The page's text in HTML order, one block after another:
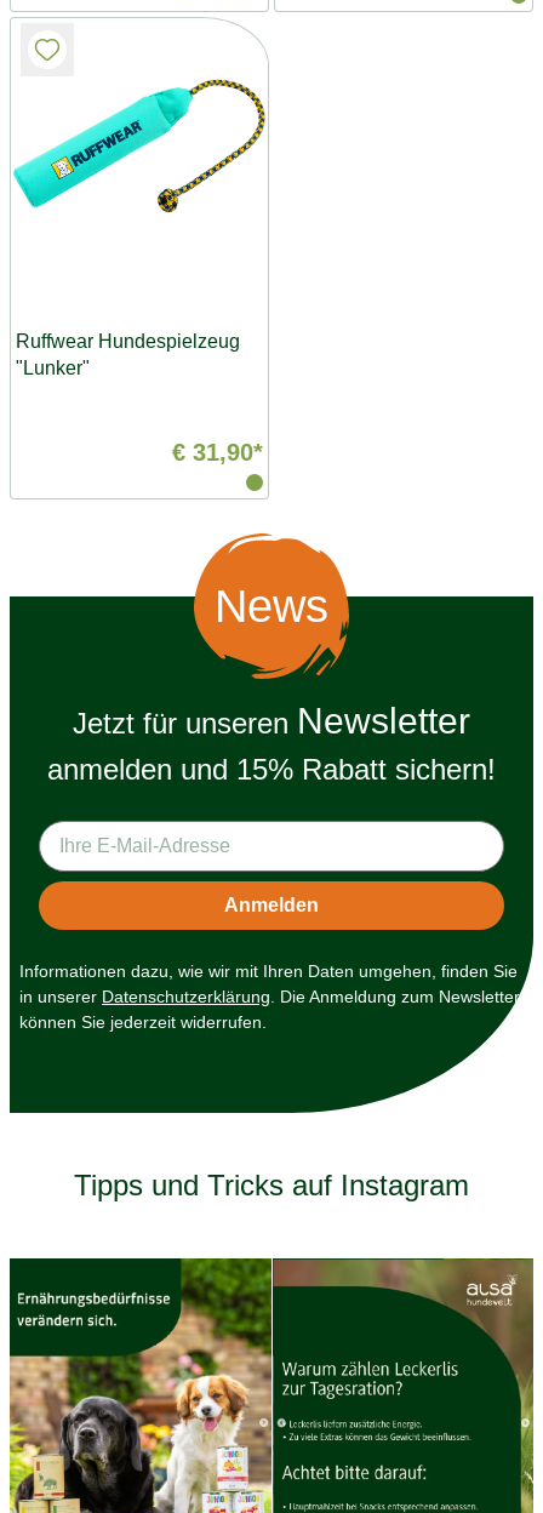
Ruffwear Hundespielzeug
"Lunker"
€ 31,90*
News
Jetzt für unseren Newsletter
anmelden und 15% Rabatt sichern!
Informationen dazu, wie wir mit Ihren Daten umgehen, finden Sie
in unserer Datenschutzerklärung . Die Anmeldung zum Newsletter
können Sie jederzeit widerrufen.
Tipps und Tricks auf Instagram